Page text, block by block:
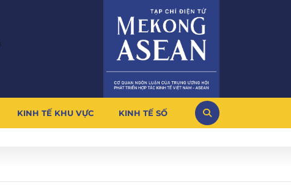
KINH TẾ KHU VỰC KINH TẾ SỐ